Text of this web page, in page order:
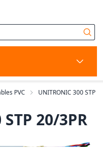
PVC UNITRONIC 300 STP
20/3PR